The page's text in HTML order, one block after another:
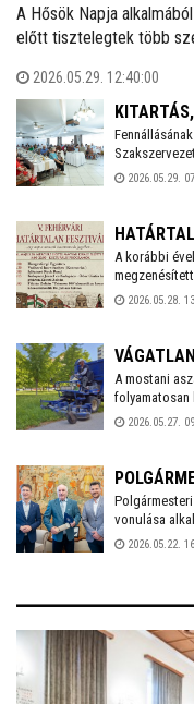
VASÁRNAP IS
A Hősök Napja
előtt tisztelegtek több
folytatódnak, majd a Don-
szentmisével zárulnak,
2026.05.29. 12:40:00
FEJÉR
TAGOZATA
Tagozata. A
2026.05.29.
HATÁRTALAN
A korábbi
Fesztiválon.
2026.05.28.
A mostani
folyamatosan
A2026.05.27.
vonulása
elismerést a
pályafutását.
2026.05.22.